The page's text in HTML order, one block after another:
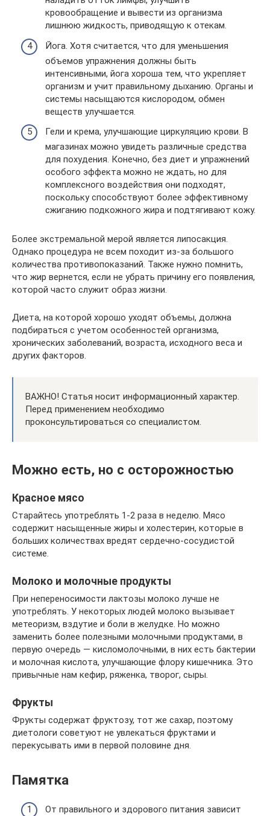
кровообращение и вывести из организма
лишнюю жидкость, приводящую к отекам.
Йога. Хотя считается, что для уменьшения
объемов упражнения должны быть
интенсивными, йога хороша тем, что укрепляет
организм и учит правильному дыханию. Органы и
системы насыщаются кислородом, обмен
веществ улучшается.
Гели и крема, улучшающие циркуляцию крови. В
магазинах можно увидеть различные средства
для похудения. Конечно, без диет и упражнений
особого эффекта можно не ждать, но для
комплексного воздействия они подходят,
поскольку способствуют более эффективному
сжиганию подкожного жира и подтягивают кожу.
Более экстремальной мерой является липосакция.
Однако процедура не всем походит из-за большого
количества противопоказаний. Также нужно помнить,
что жир вернется, если не убрать причину его появления,
которой часто служит образ жизни.
Диета, на которой хорошо уходят объемы, должна
подбираться с учетом особенностей организма,
хронических заболеваний, возраста, исходного веса и
других факторов.
ВАЖНО! Статья носит информационный характер.
Перед применением необходимо
проконсультироваться со специалистом.
Можно есть, но с осторожностью
Красное мясо
Старайтесь употреблять 1-2 раза в неделю. Мясо
содержит насыщенные жиры и холестерин, которые в
больших количествах вредят сердечно-сосудистой
системе.
Молоко и молочные продукты
При непереносимости лактозы молоко лучше не
употреблять. У некоторых людей молоко вызывает
метеоризм, вздутие и боли в желудке. Но можно
заменить более полезными молочными продуктами, в
первую очередь — кисломолочными, в них есть бактерии
и молочная кислота, улучшающие флору кишечника. Это
привычные нам кефир, ряженка, творог, сыры.
Фрукты
Фрукты содержат фруктозу, тот же сахар, поэтому
диетологи советуют не увлекаться фруктами и
перекусывать ими в первой половине дня.
Памятка
От правильного и здорового питания зависит